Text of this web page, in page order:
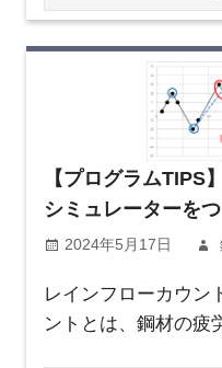
【プログラムTIPS
シミュレーターを
2024年5月17日
レインフローカウン
ントとは、鋼材の疲